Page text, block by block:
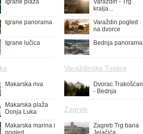
Igrane plaža
Igrane panorama
Igrane lučica
Makarska riva
Makarska plaža
Donja Luka
Makarska marina i
pogled...
Varaždin - Trg
kralja...
Varaždin pogled
na dvorce
Bednja panorama
Varaždinske Toplice
Dvorac Trakošćan
- Bednja
Zagreb
Zagreb Trg bana
Jelačića